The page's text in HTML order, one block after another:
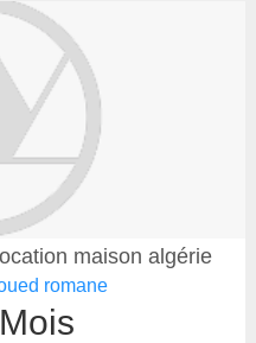
maison algérie
romane